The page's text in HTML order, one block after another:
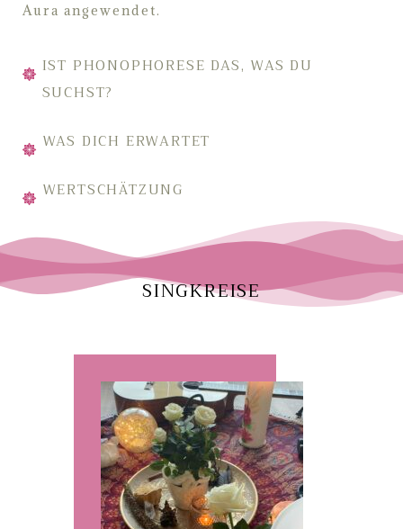
Aura angewendet.
IST PHONOPHORESE DAS, WAS DU
SUCHST?
WAS DICH ERWARTET
WERTSCHÄTZUNG
SINGKREISE